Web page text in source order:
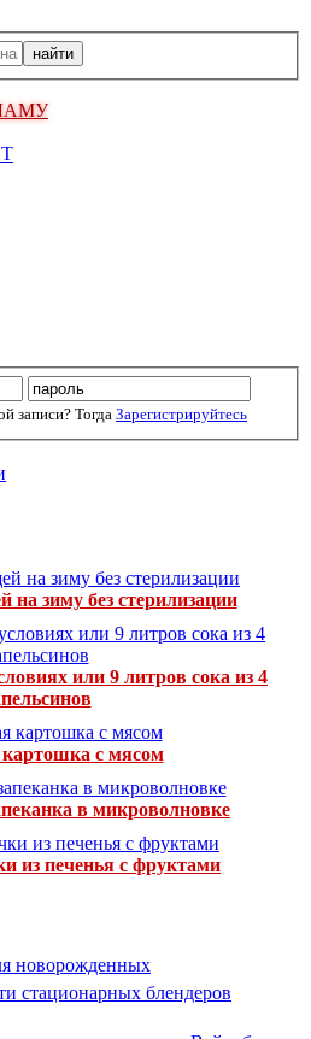
записи? Тогда Зарегистрируйтесь
на зиму без стерилизации
или 9 литров сока из 4
с мясом
в микроволновке
из печенья с фруктами
новорожденных
стационарных блендеров